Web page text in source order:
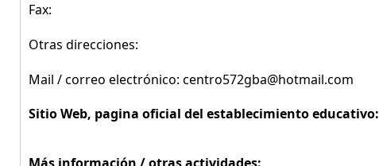
Fax:
Otras direcciones:
Mail / correo electrónico: centro572gba@hotmail.com
Sitio Web, pagina oficial del establecimiento educativo: